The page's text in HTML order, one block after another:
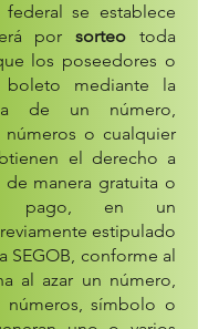
se establece
porsorteo toda
los poseedores o
mediante la
de un número,
o cualquier
el derecho a
de manera gratuita o
pago, en un
estipulado
SEGOB, conforme al
al azar un número,
números, símbolo o